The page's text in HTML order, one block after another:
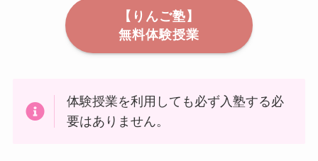
【りんご塾】
無料体験授業
体験授業を利用しても必ず入塾する必
要はありません。